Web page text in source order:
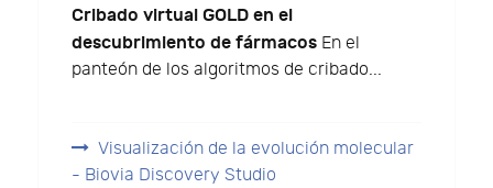
Cribado virtual GOLD en el
descubrimiento de fármacos En el
panteón de los algoritmos de cribado...
Visualización de la evolución molecular
- Biovia Discovery Studio